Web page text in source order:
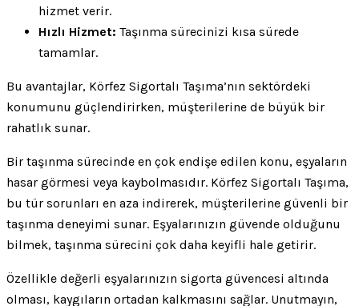
hizmet verir.
Hızlı Hizmet: Taşınma sürecinizi kısa sürede
tamamlar.
Bu avantajlar, Körfez Sigortalı Taşıma’nın sektördeki
konumunu güçlendirirken, müşterilerine de büyük bir
rahatlık sunar.
Bir taşınma sürecinde en çok endişe edilen konu, eşyaların
hasar görmesi veya kaybolmasıdır. Körfez Sigortalı Taşıma,
bu tür sorunları en aza indirerek, müşterilerine güvenli bir
taşınma deneyimi sunar. Eşyalarınızın güvende olduğunu
bilmek, taşınma sürecini çok daha keyifli hale getirir.
Özellikle değerli eşyalarınızın sigorta güvencesi altında
olması, kaygıların ortadan kalkmasını sağlar. Unutmayın,